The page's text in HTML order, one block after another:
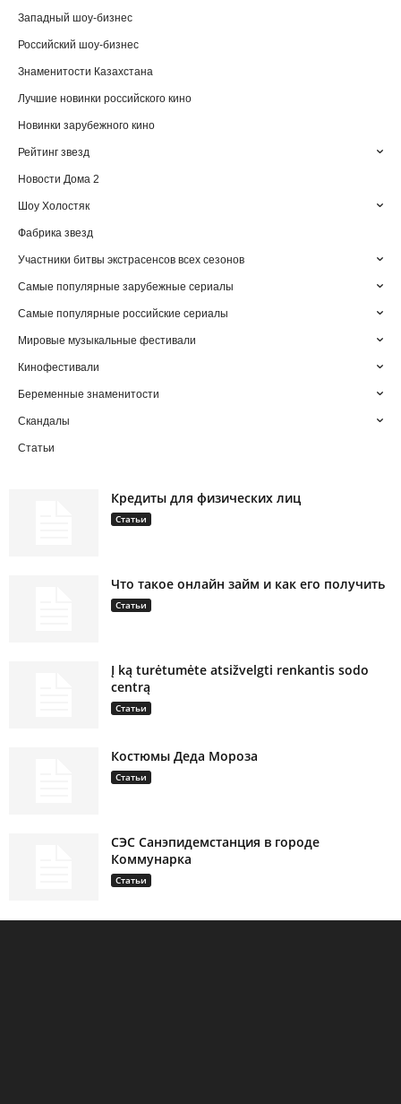
Западный шоу-бизнес
Российский шоу-бизнес
Знаменитости Казахстана
Лучшие новинки российского кино
Новинки зарубежного кино
Рейтинг звезд
Новости Дома 2
Шоу Холостяк
Фабрика звезд
Участники битвы экстрасенсов всех сезонов
Самые популярные зарубежные сериалы
Самые популярные российские сериалы
Мировые музыкальные фестивали
Кинофестивали
Беременные знаменитости
Скандалы
Статьи
Кредиты для физических лиц
Статьи
Что такое онлайн займ и как его получить
Статьи
Į ką turėtumėte atsižvelgti renkantis sodo
centrą
Статьи
Костюмы Деда Мороза
Статьи
СЭС Санэпидемстанция в городе
Коммунарка
Статьи